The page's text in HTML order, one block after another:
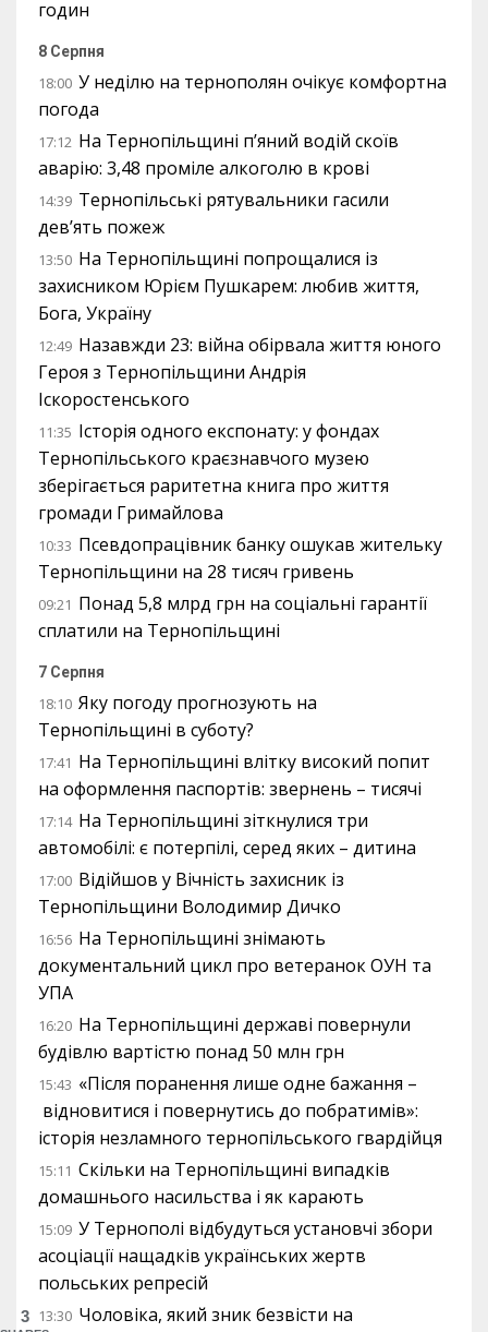
годин
8 Серпня
18:00 У неділю на тернополян очікує комфортна
погода
17:12 На Тернопільщині п’яний водій скоїв
аварію: 3,48 проміле алкоголю в крові
14:39 Тернопільські рятувальники гасили
дев’ять пожеж
13:50 На Тернопільщині попрощалися із
захисником Юрієм Пушкарем: любив життя,
Бога, Україну
12:49 Назавжди 23: війна обірвала життя юного
Героя з Тернопільщини Андрія
Іскоростенського
11:35 Історія одного експонату: у фондах
Тернопільського краєзнавчого музею
зберігається раритетна книга про життя
громади Гримайлова
10:33 Псевдопрацівник банку ошукав жительку
Тернопільщини на 28 тисяч гривень
09:21 Понад 5,8 млрд грн на соціальні гарантії
сплатили на Тернопільщині
7 Серпня
18:10 Яку погоду прогнозують на
Тернопільщині в суботу?
17:41 На Тернопільщині влітку високий попит
на оформлення паспортів: звернень – тисячі
17:14 На Тернопільщині зіткнулися три
автомобілі: є потерпілі, серед яких – дитина
17:00 Відійшов у Вічність захисник із
Тернопільщини Володимир Дичко
16:56 На Тернопільщині знімають
документальний цикл про ветеранок ОУН та
УПА
16:20 На Тернопільщині державі повернули
будівлю вартістю понад 50 млн грн
15:43 «Після поранення лише одне бажання –
відновитися і повернутись до побратимів»:
історія незламного тернопільського гвардійця
15:11 Скільки на Тернопільщині випадків
домашнього насильства і як карають
15:09 У Тернополі відбудуться установчі збори
асоціації нащадків українських жертв
польських репресій
13:30 Чоловіка, який зник безвісти на
3